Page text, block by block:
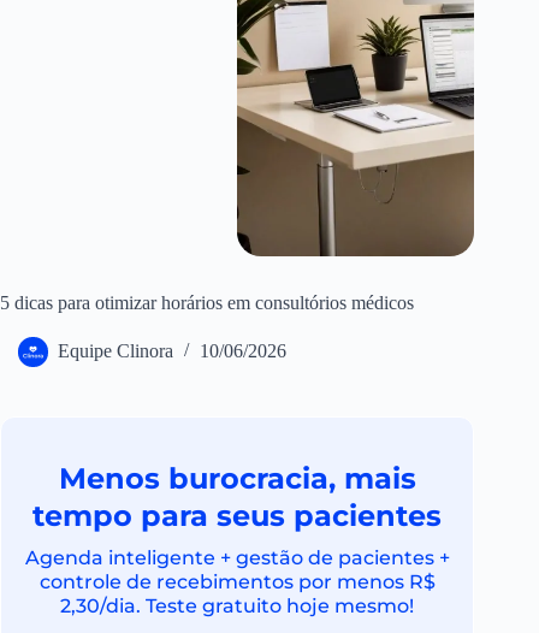
5 dicas para otimizar horários em consultórios médicos
Equipe Clinora 10/06/2026
Menos burocracia, mais
tempo para seus pacientes
Agenda inteligente + gestão de pacientes +
controle de recebimentos por menos R$
2,30/dia. Teste gratuito hoje mesmo!